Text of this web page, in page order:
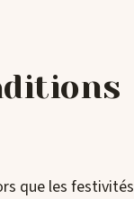
que les festivités